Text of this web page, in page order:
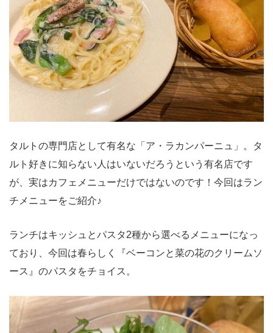
タルトの専門店として有名な「ア・ラカンパーニュ」。タ
ルト好きに知らない人はいないだろうという有名店です
が、実はカフェメニューだけではないのです！今回はラン
チメニューをご紹介♪
ランチはキッシュとパスタ2種から選べるメニューになっ
ており、今回は春らしく『ベーコンと菜の花のクリームソ
ース』のパスタをチョイス。